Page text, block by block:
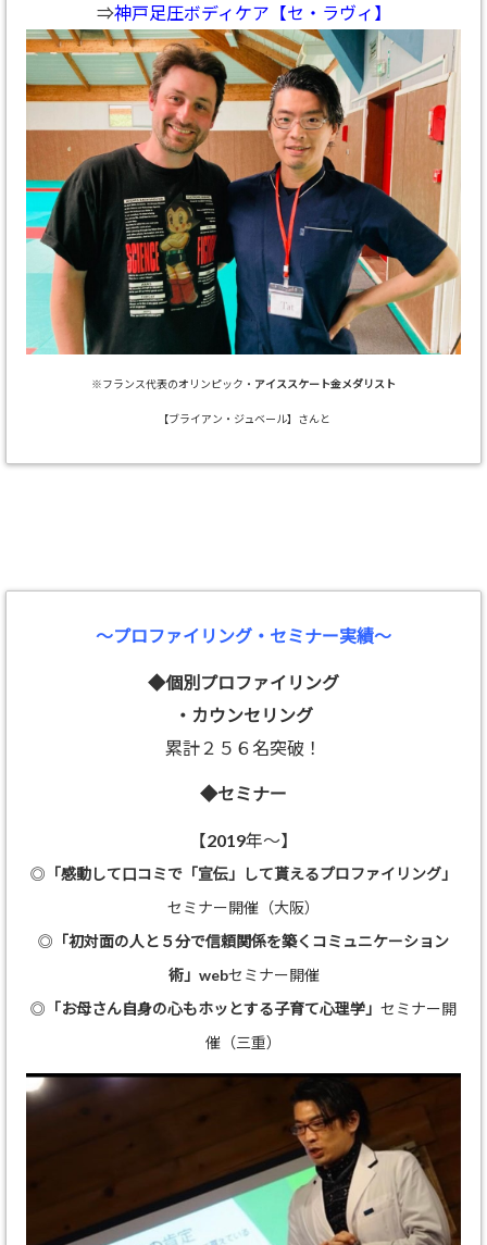
⇒神戸足圧ボディケア【セ・ラヴィ】
※フランス代表のオリンピック・ アイススケート金メダリスト
【ブライアン・ジュベール】さんと
～プロファイリング・セミナー実績～
◆個別プロファイリング
・カウンセリング
累計２５６名突破！
◆セミナー
【2019年～】
◎ 「感動して口コミで「宣伝」して貰えるプロファイリング」
セミナー開催（大阪）
◎ 「初対面の人と５分で信頼関係を築くコミュニケーション
術」 webセミナー開催
◎ 「お母さん自身の心もホッとする子育て心理学」 セミナー開
催（三重）